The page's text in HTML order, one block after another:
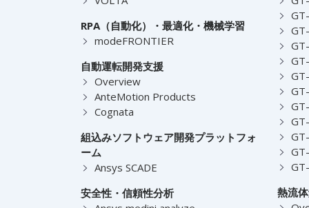
RPA（自動化）・最適化・機械学習
modeFRONTIER
自動運転開発支援
Overview
AnteMotion Products
Cognata
組込みソフトウェア開発プラットフォ
ーム
Ansys SCADE
安全性・信頼性分析
熱流